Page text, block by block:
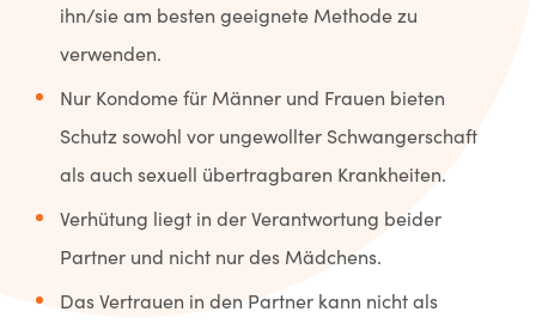
ihn/sie am besten geeignete Methode zu
verwenden.
Nur Kondome für Männer und Frauen bieten
Schutz sowohl vor ungewollter Schwangerschaft
als auch sexuell übertragbaren Krankheiten.
Verhütung liegt in der Verantwortung beider
Partner und nicht nur des Mädchens.
Das Vertrauen in den Partner kann nicht als